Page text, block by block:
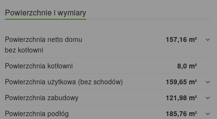
Powierzchnie i wymiary
Powierzchnia netto domu
bez kotłowni
157,16 m²
Powierzchnia kotłowni 8,0 m²
Powierzchnia użytkowa (bez schodów)
159,65 m²
Powierzchnia zabudowy
121,98 m²
Powierzchnia podłóg
185,76 m²